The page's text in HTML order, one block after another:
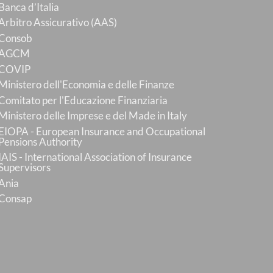
d’Italia
Assicurativo (AAS)
dell'Economia e delle Finanze
per l'Educazione Finanziaria
delle Imprese e del Made in Italy
- European Insurance and Occupational
Authority
IAIS - International Association of Insurance